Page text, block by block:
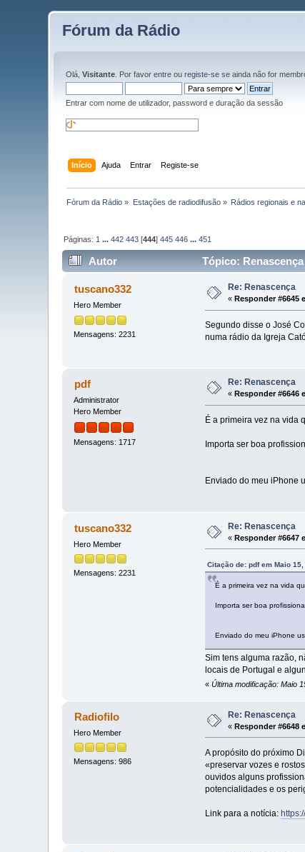
Fórum da Rádio
Olá,Visitante . Por favorentre ouregiste-se se ainda não for
Entrar com nome de utilizador, password e duração da sessão
Início Ajuda Entrar Registe-se
Fórum da Rádio » Estações de radiodifusão» Rádios regionais e
Páginas: 1 ...442 443 [444]445 446 ...451
Autor Tópico:
tuscano332
Hero Member
Mensagens: 2231
Re: Renascença
« Responder #6645
Segundo disse o José
numa rádio da Igreja
pdf
Administrator
Hero Member
Mensagens: 1717
Re: Renascença
« Responder #6646
É a primeira vez na vida
Importa ser boa
Enviado do meu iPhone
tuscano332
Hero Member
Mensagens: 2231
Re: Renascença
«Responder #6647
Citação de: pdf em Maio
É a primeira vez na vida
Importa ser boa
Enviado do meu iPhone
Sim tens alguma razão,
locais de Portugal e
« Última modificação: Maio
Radiofilo
Hero Member
Mensagens: 986
Re: Renascença
«Responder #6648
A propósito do próximo
«preservar vozes e
ouvidos alguns
potencialidades e os
Link para a notícia: